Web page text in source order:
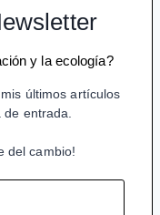
y la ecología?
últimos artículos
entrada.
del cambio!